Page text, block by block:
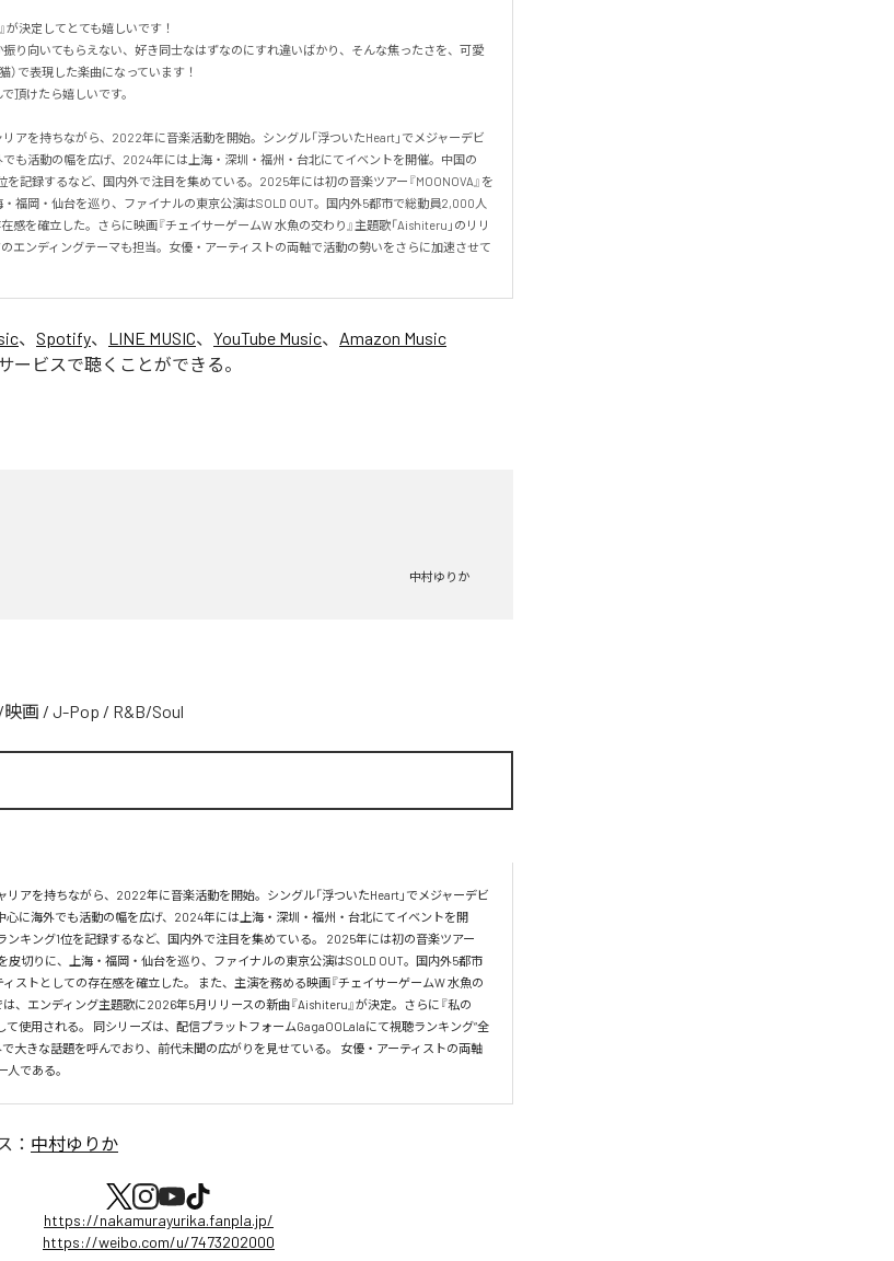
が決定してとても嬉しいです！
り向いてもらえない、好き同士なはずなのにすれ違いばかり、そんな焦ったさを、可愛
）で表現した楽曲になっています！
頂けたら嬉しいです。
アを持ちながら、2022年に音楽活動を開始。シングル「浮ついたHeart」でメジャーデビ
も活動の幅を広げ、2024年には上海・深圳・福州・台北にてイベントを開催。中国の
記録するなど、国内外で注目を集めている。2025年には初の音楽ツアー『MOONOVA』を
福岡・仙台を巡り、ファイナルの東京公演はSOLD OUT。国内外5都市で総動員2,000人
感を確立した。さらに映画『チェイサーゲームW 水魚の交わり』主題歌「Aishiteru」のリリ
エンディングテーマも担当。女優・アーティストの両軸で活動の勢いをさらに加速させて
、 Spotify、 LINE MUSIC、 YouTube Music、 Amazon Music
ービスで聴くことができる。
中村ゆりか
映画 / J-Pop / R&B/Soul
アを持ちながら、2022年に音楽活動を開始。シングル「浮ついたHeart」でメジャーデビ
心に海外でも活動の幅を広げ、2024年には上海・深圳・福州・台北にてイベントを開
ンキング1位を記録するなど、国内外で注目を集めている。 2025年には初の音楽ツアー
を皮切りに、上海・福岡・仙台を巡り、ファイナルの東京公演はSOLD OUT。国内外5都市
ストとしての存在感を確立した。 また、主演を務める映画『チェイサーゲームW 水魚の
は、エンディング主題歌に2026年5月リリースの新曲『Aishiteru』が決定。さらに『私の
て使用される。 同シリーズは、配信プラットフォームGagaOOLalaにて視聴ランキング“全
大きな話題を呼んでおり、前代未聞の広がりを見せている。 女優・アーティストの両軸
である。
： 中村ゆりか
https://nakamurayurika.fanpla.jp/
https://weibo.com/u/7473202000